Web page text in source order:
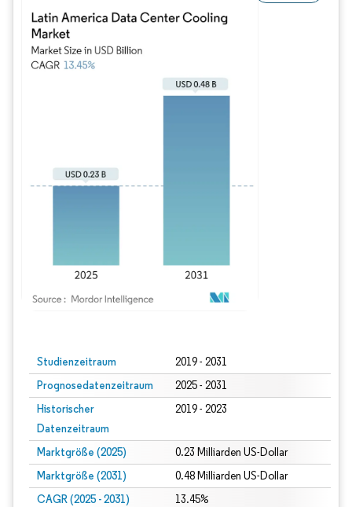
Studienzeitraum 2019 - 2031
Prognosedatenzeitraum 2025 - 2031
Historischer
Datenzeitraum
2019 - 2023
Marktgröße (2025) 0.23 Milliarden US-Dollar
Marktgröße (2031) 0.48 Milliarden US-Dollar
CAGR (2025 - 2031) 13.45%